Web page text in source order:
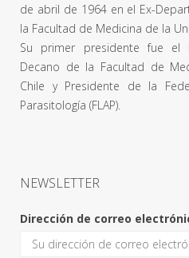
de abril de 1964 en el Ex-
la Facultad de Medicina de la
Su primer presidente fue el
Decano de la Facultad de
Chile y Presidente de la
Parasitología (FLAP).
NEWSLETTER
Dirección de correo